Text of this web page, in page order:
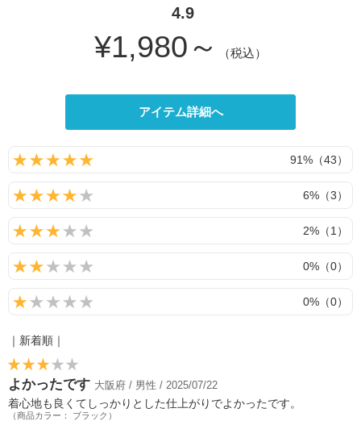
4.9
¥1,980～ （税込）
アイテム詳細へ
91%（43）
6%（3）
2%（1）
0%（0）
0%（0）
｜新着順｜
よかったです 大阪府 / 男性 / 2025/07/22
着心地も良くてしっかりとした仕上がりでよかったです。
（商品カラー： ブラック）